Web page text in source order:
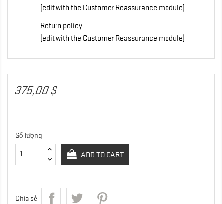
(edit with the Customer Reassurance module)
Return policy
(edit with the Customer Reassurance module)
375,00 $
Số lượng
ADD TO CART
Chia sẻ